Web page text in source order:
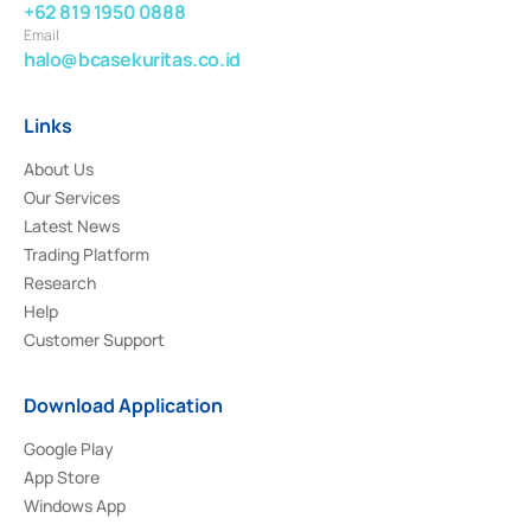
+62 819 1950 0888
Email
halo@bcasekuritas.co.id
Links
About Us
Our Services
Latest News
Trading Platform
Research
Help
Customer Support
Download Application
Google Play
App Store
Windows App